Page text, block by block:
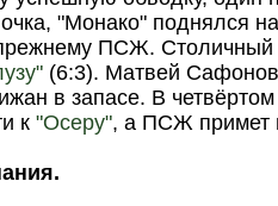
"Монако" поднялся
ПСЖ. Столичный
(6:3). Матвей
в запасе. В
к"Осеру", а ПСЖ примет